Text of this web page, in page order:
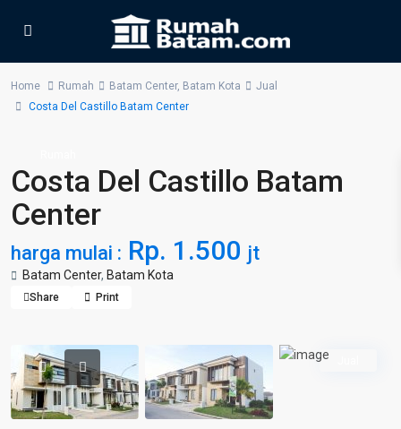
Home Rumah Batam Center, Batam Kota
Jual
Costa Del Castillo Batam Center
Costa Del Castillo Batam
Center
harga mulai : Rp. 1.500 jt
Batam Center, Batam Kota
Share Print